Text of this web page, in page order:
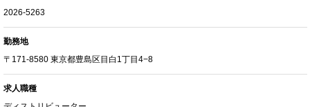
2026-5263
勤務地
〒171-8580 東京都豊島区目白1丁目4−8
求人職種